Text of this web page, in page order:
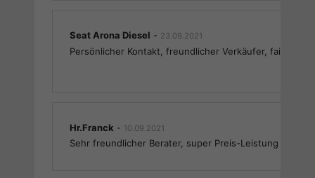
Seat Arona Diesel - 23.09.2021
Persönlicher Kontakt, freundlicher Verkäufer, fairer
Hr.Franck - 10.09.2021
Sehr freundlicher Berater, super Preis-Leistung ,alles